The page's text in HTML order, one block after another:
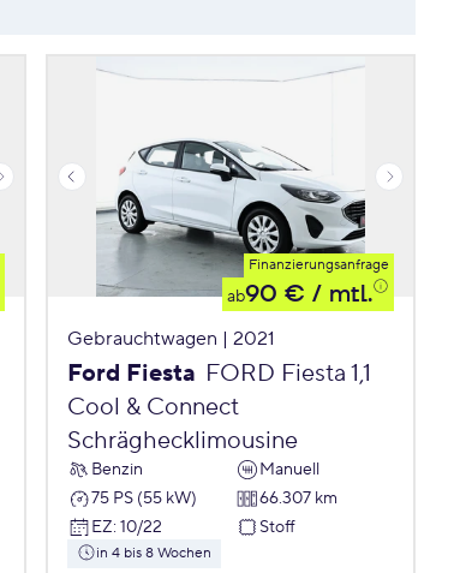
Finanzierungsanfrage
ab90 € / mtl.
Gebrauchtwagen | 2021
Ford Fiesta FORD Fiesta 1,1
Cool & Connect
Schräghecklimousine
Benzin
Manuell
75 PS (55 kW)
66.307 km
EZ: 10/22 Stoff
in 4 bis 8 Wochen